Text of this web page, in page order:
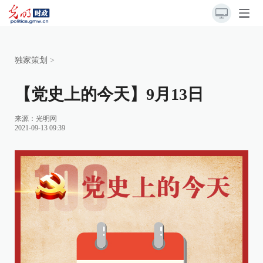
独家策划 >
【党史上的今天】9月13日
来源： 光明网
2021-09-13 09:39